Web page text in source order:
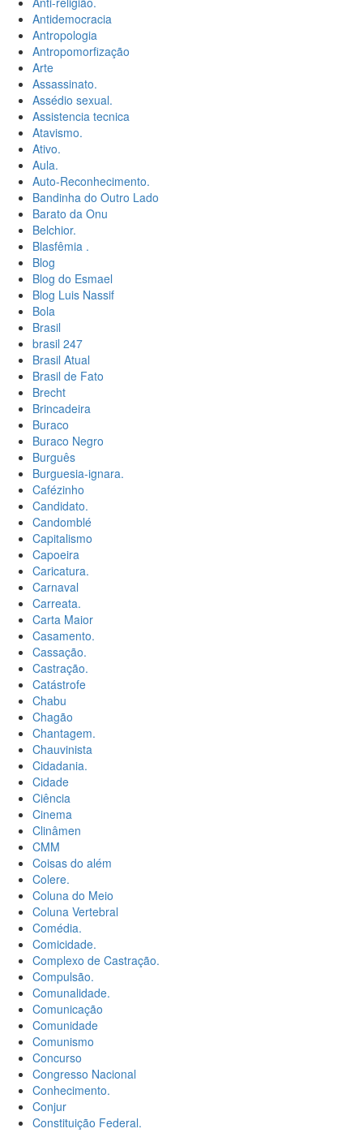
Antidemocracia
Antropologia
Antropomorfização
Arte
Assassinato.
Assédio sexual.
Assistencia tecnica
Atavismo.
Ativo.
Aula.
Auto-Reconhecimento.
Bandinha do Outro Lado
Barato da Onu
Belchior.
Blasfêmia .
Blog
Blog do Esmael
Blog Luis Nassif
Bola
Brasil
brasil 247
Brasil Atual
Brasil de Fato
Brecht
Brincadeira
Buraco
Buraco Negro
Burguês
Burguesia-ignara.
Cafézinho
Candidato.
Candomblé
Capitalismo
Capoeira
Caricatura.
Carnaval
Carreata.
Carta Maior
Casamento.
Cassação.
Castração.
Catástrofe
Chabu
Chagão
Chantagem.
Chauvinista
Cidadania.
Cidade
Ciência
Cinema
Clinâmen
CMM
Coisas do além
Colere.
Coluna do Meio
Coluna Vertebral
Comédia.
Comicidade.
Complexo de Castração.
Compulsão.
Comunalidade.
Comunicação
Comunidade
Comunismo
Concurso
Congresso Nacional
Conhecimento.
Conjur
Constituição Federal.